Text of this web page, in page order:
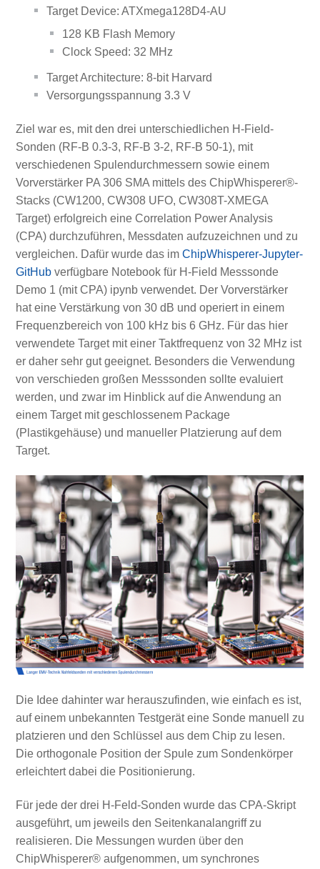
Target Device: ATXmega128D4-AU
128 KB Flash Memory
Clock Speed: 32 MHz
Target Architecture: 8-bit Harvard
Versorgungsspannung 3.3 V
Ziel war es, mit den drei unterschiedlichen H-Field-
Sonden (RF-B 0.3-3, RF-B 3-2, RF-B 50-1), mit
verschiedenen Spulendurchmessern sowie einem
Vorverstärker PA 306 SMA mittels des ChipWhisperer®-
Stacks (CW1200, CW308 UFO, CW308T-XMEGA
Target) erfolgreich eine Correlation Power Analysis
(CPA) durchzuführen, Messdaten aufzuzeichnen und zu
vergleichen. Dafür wurde das im ChipWhisperer-Jupyter-
GitHubverfügbare Notebook für H-Field Messsonde
Demo 1 (mit CPA) ipynb verwendet. Der Vorverstärker
hat eine Verstärkung von 30 dB und operiert in einem
Frequenzbereich von 100 kHz bis 6 GHz. Für das hier
verwendete Target mit einer Taktfrequenz von 32 MHz ist
er daher sehr gut geeignet. Besonders die Verwendung
von verschieden großen Messsonden sollte evaluiert
werden, und zwar im Hinblick auf die Anwendung an
einem Target mit geschlossenem Package
(Plastikgehäuse) und manueller Platzierung auf dem
Target.
Die Idee dahinter war herauszufinden, wie einfach es ist,
auf einem unbekannten Testgerät eine Sonde manuell zu
platzieren und den Schlüssel aus dem Chip zu lesen.
Die orthogonale Position der Spule zum Sondenkörper
erleichtert dabei die Positionierung.
Für jede der drei H-Feld-Sonden wurde das CPA-Skript
ausgeführt, um jeweils den Seitenkanalangriff zu
realisieren. Die Messungen wurden über den
ChipWhisperer® aufgenommen, um synchrones